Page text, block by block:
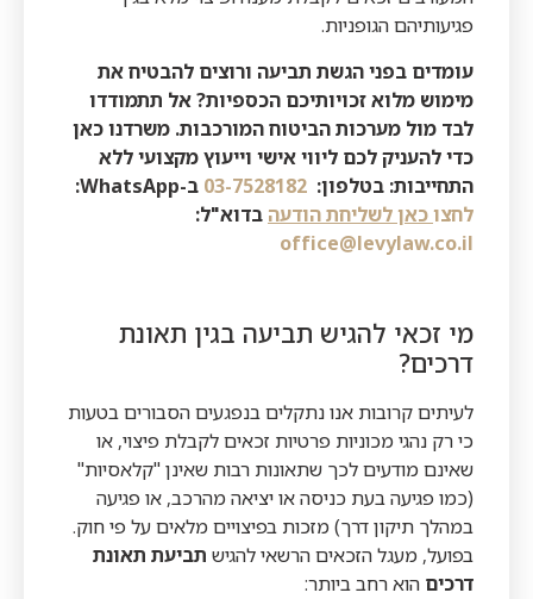
פגיעותיהם הגופניות.
עומדים בפני הגשת תביעה ורוצים להבטיח את
מימוש מלוא זכויותיכם הכספיות? אל תתמודדו
לבד מול מערכות הביטוח המורכבות. משרדנו כאן
כדי להעניק לכם ליווי אישי וייעוץ מקצועי ללא
התחייבות: בטלפון: 03-7528182 ב-WhatsApp:
לחצוכאן לשליחת הודעה בדוא"ל:
office@levylaw.co.il
מי זכאי להגיש תביעה בגין תאונת
דרכים?
לעיתים קרובות אנו נתקלים בנפגעים הסבורים בטעות
כי רק נהגי מכוניות פרטיות זכאים לקבלת פיצוי, או
שאינם מודעים לכך שתאונות רבות שאינן "קלאסיות"
(כמו פגיעה בעת כניסה או יציאה מהרכב, או פגיעה
במהלך תיקון דרך) מזכות בפיצויים מלאים על פי חוק.
בפועל, מעגל הזכאים הרשאי להגיש תביעת תאונת
דרכים הוא רחב ביותר: